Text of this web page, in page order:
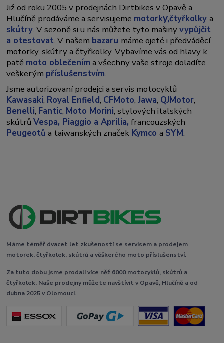
Již od roku 2005 v prodejnách Dirtbikes v Opavě a
Hlučíně prodáváme a servisujeme motorky,čtyřkolkya
skútry. V sezoně si u nás můžete tyto mašinyvypůjčit
a otestovat. V našem bazaru máme ojeté i předváděcí
motorky, skútry a čtyřkolky. Vybavíme vás od hlavy k
patě moto oblečením a všechny vaše stroje doladíte
veškerým příslušenstvím.
Jsme autorizovaní prodejci a servis motocyklů
Kawasaki, Royal Enfield, CFMoto,Jawa, QJMotor,
Benelli, Fantic, Moto Morini, stylových italských
skútrůVespa, Piaggio a Aprilia, francouzských
Peugeotů a taiwanských značek Kymcoa SYM.
Máme téměř dvacet let zkušeností se servisem a prodejem
motorek, čtyřkolek, skútrů a věškerého moto příslušenství.
Za tuto dobu jsme prodali více něž 6000 motocyklů, skútrů a
čtyřkolek. Naše prodejny můžete navštívit v Opavě, Hlučíně a od
dubna 2025 v Olomouci.